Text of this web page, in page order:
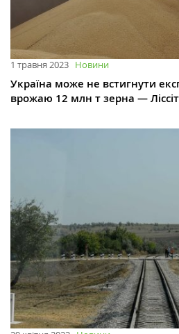
1 травня 2023 Новини
Україна може не встигнути
врожаю 12 млн т зерна —